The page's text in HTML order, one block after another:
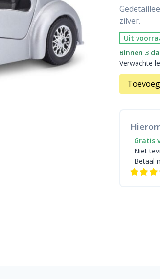
zilver.
Uit
Binnen 3
Verwachte
Gratis
Niet
Betaal